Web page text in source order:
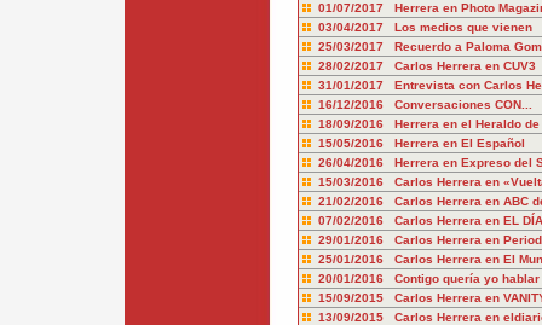
01/07/2017 Herrera en Photo
03/04/2017 Los medios que vienen
25/03/2017 Recuerdo a Paloma
28/02/2017 Carlos Herrera en CUV3
31/01/2017 Entrevista con Carlos
16/12/2016 Conversaciones CON...
18/09/2016 Herrera en el Heraldo de
15/05/2016 Herrera en El Español
26/04/2016 Herrera en Expreso del
15/03/2016 Carlos Herrera en
21/02/2016 Carlos Herrera en ABC
07/02/2016 Carlos Herrera en EL DÍA
29/01/2016 Carlos Herrera en
25/01/2016 Carlos Herrera en El
20/01/2016 Contigo quería yo hablar
15/09/2015 Carlos Herrera en
13/09/2015 Carlos Herrera en